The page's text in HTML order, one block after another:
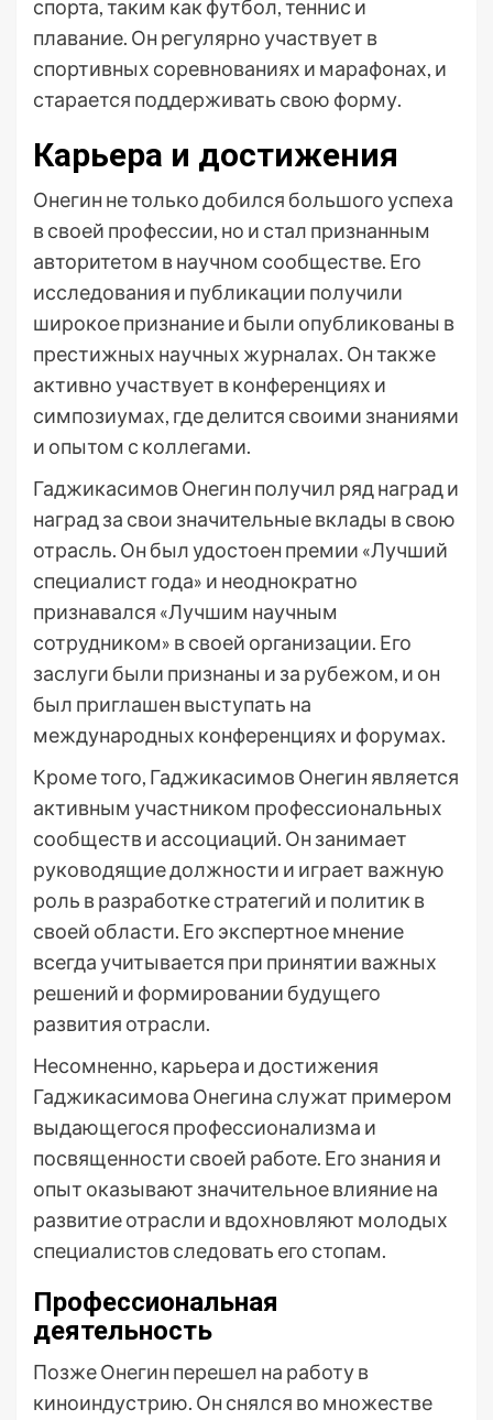
спорта, таким как футбол, теннис и
плавание. Он регулярно участвует в
спортивных соревнованиях и марафонах, и
старается поддерживать свою форму.
Карьера и достижения
Онегин не только добился большого успеха
в своей профессии, но и стал признанным
авторитетом в научном сообществе. Его
исследования и публикации получили
широкое признание и были опубликованы в
престижных научных журналах. Он также
активно участвует в конференциях и
симпозиумах, где делится своими знаниями
и опытом с коллегами.
Гаджикасимов Онегин получил ряд наград и
наград за свои значительные вклады в свою
отрасль. Он был удостоен премии «Лучший
специалист года» и неоднократно
признавался «Лучшим научным
сотрудником» в своей организации. Его
заслуги были признаны и за рубежом, и он
был приглашен выступать на
международных конференциях и форумах.
Кроме того, Гаджикасимов Онегин является
активным участником профессиональных
сообществ и ассоциаций. Он занимает
руководящие должности и играет важную
роль в разработке стратегий и политик в
своей области. Его экспертное мнение
всегда учитывается при принятии важных
решений и формировании будущего
развития отрасли.
Несомненно, карьера и достижения
Гаджикасимова Онегина служат примером
выдающегося профессионализма и
посвященности своей работе. Его знания и
опыт оказывают значительное влияние на
развитие отрасли и вдохновляют молодых
специалистов следовать его стопам.
Профессиональная
деятельность
Позже Онегин перешел на работу в
киноиндустрию. Он снялся во множестве